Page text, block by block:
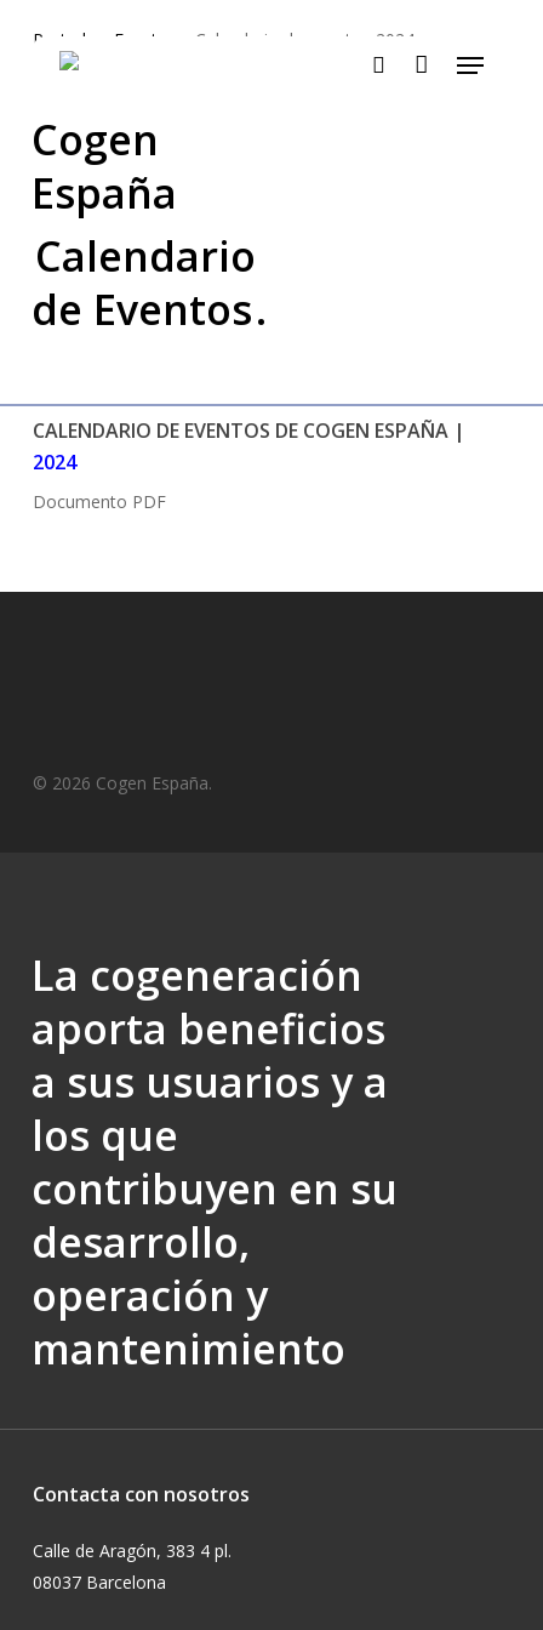
Menu
Portada Eventos Calendario de eventos 2024
Cogen
España
Calendario
de Eventos.
CALENDARIO DE EVENTOS DE COGEN ESPAÑA |
2024
Documento PDF
© 2026 Cogen España.
La cogeneración
aporta beneficios
a sus usuarios y a
los que
contribuyen en su
desarrollo,
operación y
mantenimiento
Contacta con nosotros
Calle de Aragón, 383 4 pl.
08037 Barcelona